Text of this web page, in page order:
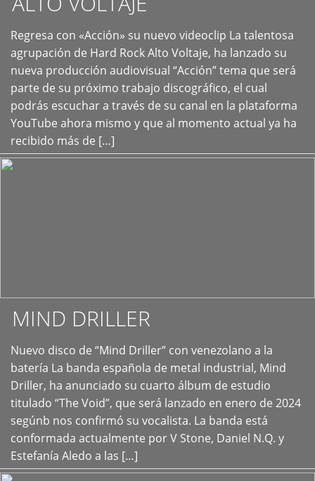
Regresa con «Acción» su nuevo videoclip La talentosa
agrupación de Hard Rock Alto Voltaje, ha lanzado su
nueva producción audiovisual “Acción” tema que será
parte de su próximo trabajo discográfico, el cual
podrás escuchar a través de su canal en la plataforma
YouTube ahora mismo y que al momento actual ya ha
recibido más de […]
+
MIND DRILLER
Nuevo disco de “Mind Driller” con venezolano a la
batería La banda española de metal industrial, Mind
Driller, ha anunciado su cuarto álbum de estudio
titulado “The Void”, que será lanzado en enero de 2024
segúnb nos confirmó su vocalista. La banda está
conformada actualmente por V Stone, Daniel N.Q. y
Estefanía Aledo a las […]
+